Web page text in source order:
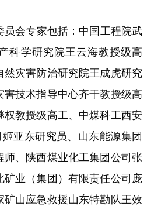
员会专家包括：中国工程院武
科学研究院王云海教授级高
然灾害防治研究院王成虎研究
害技术指导中心齐干教授级高
权教授级高工、中煤科工西安
亚东研究员、山东能源集团
、陕西煤业化工集团公司张
矿业（集团）有限责任公司庞
山应急救援山东特勘队王效